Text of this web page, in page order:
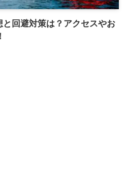
回避対策は？アクセスやお